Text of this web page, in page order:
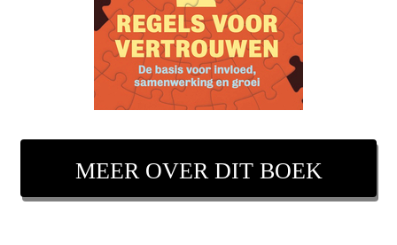
MEER OVER DIT BOEK